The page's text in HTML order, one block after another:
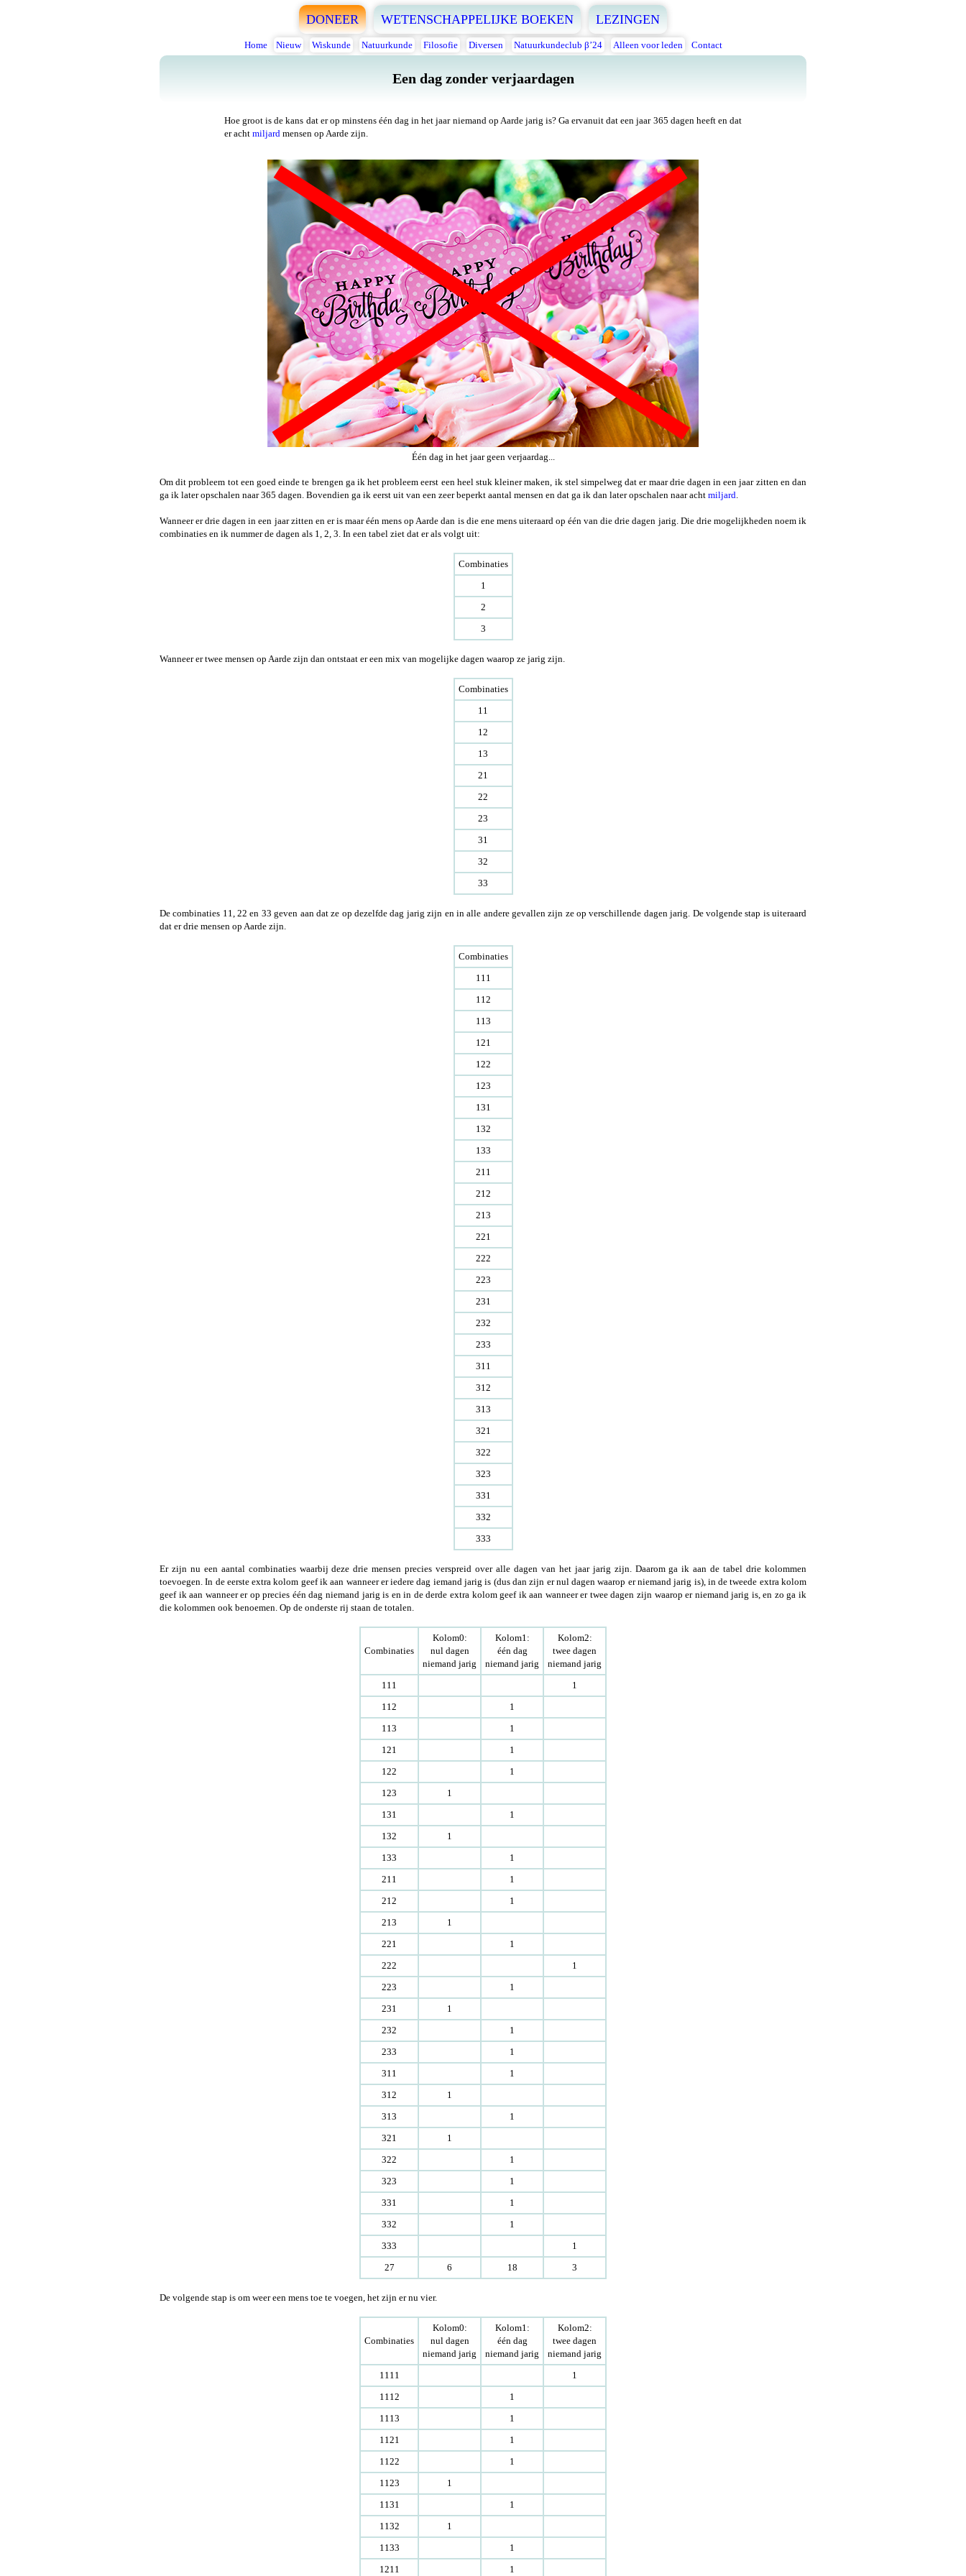
DONEER WETENSCHAPPELIJKE BOEKEN LEZINGEN
Home Nieuw Wiskunde Natuurkunde Filosofie Diversen Natuurkundeclub β’24 Alleen voor leden Contact
Een dag zonder verjaardagen
Hoe groot is de kans dat er op minstens één dag in het jaar niemand op Aarde jarig is? Ga ervanuit dat een jaar 365 dagen heeft en dat
er acht miljard mensen op Aarde zijn.
Één dag in het jaar geen verjaardag...
Om dit probleem tot een goed einde te brengen ga ik het probleem eerst een heel stuk kleiner maken, ik stel simpelweg dat er maar drie dagen in een jaar zitten en dan
ga ik later opschalen naar 365 dagen. Bovendien ga ik eerst uit van een zeer beperkt aantal mensen en dat ga ik dan later opschalen naar acht miljard.
Wanneer er drie dagen in een jaar zitten en er is maar één mens op Aarde dan is die ene mens uiteraard op één van die drie dagen jarig. Die drie mogelijkheden noem ik
combinaties en ik nummer de dagen als 1, 2, 3. In een tabel ziet dat er als volgt uit:
Combinaties
1
2
3
Wanneer er twee mensen op Aarde zijn dan ontstaat er een mix van mogelijke dagen waarop ze jarig zijn.
Combinaties
11
12
13
21
22
23
31
32
33
De combinaties 11, 22 en 33 geven aan dat ze op dezelfde dag jarig zijn en in alle andere gevallen zijn ze op verschillende dagen jarig. De volgende stap is uiteraard
dat er drie mensen op Aarde zijn.
Combinaties
111
112
113
121
122
123
131
132
133
211
212
213
221
222
223
231
232
233
311
312
313
321
322
323
331
332
333
Er zijn nu een aantal combinaties waarbij deze drie mensen precies verspreid over alle dagen van het jaar jarig zijn. Daarom ga ik aan de tabel drie kolommen
toevoegen. In de eerste extra kolom geef ik aan wanneer er iedere dag iemand jarig is (dus dan zijn er nul dagen waarop er niemand jarig is), in de tweede extra kolom
geef ik aan wanneer er op precies één dag niemand jarig is en in de derde extra kolom geef ik aan wanneer er twee dagen zijn waarop er niemand jarig is, en zo ga ik
die kolommen ook benoemen. Op de onderste rij staan de totalen.
Combinaties
Kolom0:
nul dagen
niemand jarig
Kolom1:
één dag
niemand jarig
Kolom2:
twee dagen
niemand jarig
111
1
112
1
113
1
121
1
122
1
123
1
131
1
132
1
133
1
211
1
212
1
213
1
221
1
222
1
223
1
231
1
232
1
233
1
311
1
312
1
313
1
321
1
322
1
323
1
331
1
332
1
333
1
27
6 18 3
De volgende stap is om weer een mens toe te voegen, het zijn er nu vier.
Combinaties
Kolom0:
nul dagen
niemand jarig
Kolom1:
één dag
niemand jarig
Kolom2:
twee dagen
niemand jarig
1111
1
1112
1
1113
1
1121
1
1122
1
1123
1
1131
1
1132
1
1133
1
1211
1